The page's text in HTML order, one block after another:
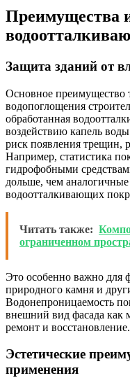
Преимущества
Защита зданий от
Основное
водопоглощения
обработанная
воздействию капель
риск появления трещин,
Например, статистика
гидрофобными
дольше, чем аналогичные
водоотталкивающих
Читать также:
ограниченном
Это особенно важно для
природного камня и
Водонепроницаемость
внешний вид фасада как
ремонт и восстановление.
Эстетические
применения